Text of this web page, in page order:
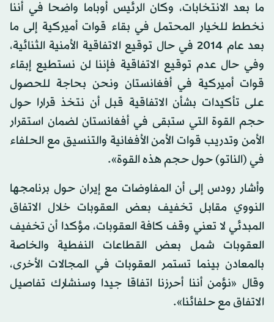
ما بعد الانتخابات، وكان الرئيس أوباما واضحا في أننا
نخطط للخيار المحتمل في بقاء قوات أميركية إلى ما
بعد عام 2014 في حال توقيع الاتفاقية الأمنية الثنائية،
وفي حال عدم توقيع الاتفاقية فإننا لن نستطيع إبقاء
قوات أميركية في أفغانستان ونحن بحاجة للحصول
على تأكيدات بشأن الاتفاقية قبل أن نتخذ قرارا حول
حجم القوة التي ستبقى في أفغانستان لضمان استقرار
الأمن وتدريب قوات الأمن الأفغانية والتنسيق مع الحلفاء
في (الناتو) حول حجم هذه القوة».
وأشار رودس إلى أن المفاوضات مع إيران حول برنامجها
النووي مقابل تخفيف بعض العقوبات خلال الاتفاق
المبدئي لا تعني وقف كافة العقوبات، مؤكدا أن تخفيف
العقوبات شمل بعض القطاعات النفطية والخاصة
بالمعادن بينما تستمر العقوبات في المجالات الأخرى،
وقال «نؤمن أننا أحرزنا اتفاقا جيدا وسنشارك تفاصيل
الاتفاق مع حلفائنا».